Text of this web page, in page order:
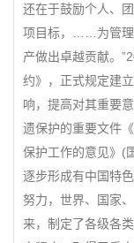
还在于鼓励个人、
项目标，……为管理
产做出卓越贡献。
约》，正式规定建
响，提高对其重要
遗保护的重要文件
保护工作的意见》(
逐步形成有中国特
努力，世界、国家
来，制定了各级各